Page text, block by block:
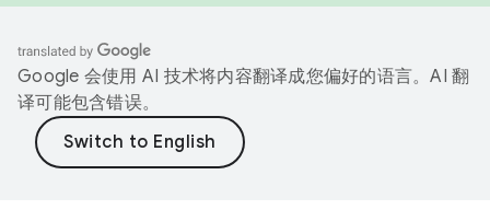
Google 会使用 AI 技术将内容翻译成您偏好的语言。AI 翻
译可能包含错误。